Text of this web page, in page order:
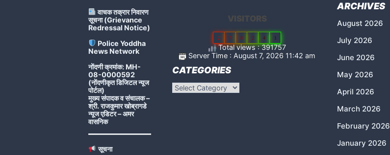
वाचक तक्रार निवारण
सूचना (Grievance
Redressal Notice)
Police Yoddha
News Network
नोंदणी क्रमांक: MH-
08-0000592
(नोंदणीकृत डिजिटल न्यूज
पोर्टल)
मुख्य संपादक व संचालक –
श्री. राजकुमार खोब्रागडे
न्यूज एडिटर – अमर
वासनिक
सूचना
VISITORS
2 7 8 2 4 1
Total views : 391757
Server Time : August 7, 2026 11:42 am
CATEGORIES
Categories
ARCHIVES
August 2026
July 2026
June 2026
May 2026
April 2026
March 2026
February 2026
January 2026